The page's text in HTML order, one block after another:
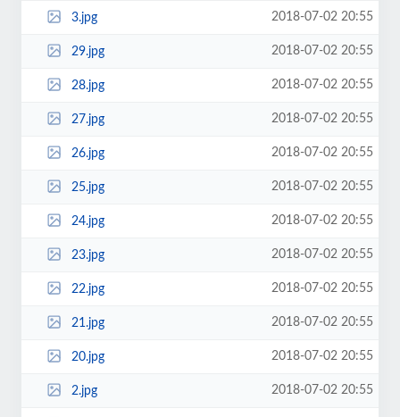
3.jpg 2018-07-02 20:55
29.jpg 2018-07-02 20:55
28.jpg 2018-07-02 20:55
27.jpg 2018-07-02 20:55
26.jpg 2018-07-02 20:55
25.jpg 2018-07-02 20:55
24.jpg 2018-07-02 20:55
23.jpg 2018-07-02 20:55
22.jpg 2018-07-02 20:55
21.jpg 2018-07-02 20:55
20.jpg 2018-07-02 20:55
2.jpg 2018-07-02 20:55